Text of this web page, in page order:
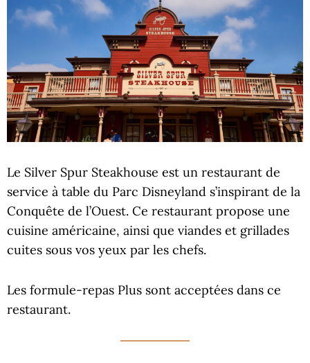
Le Silver Spur Steakhouse est un restaurant de
service à table du Parc Disneyland s’inspirant de la
Conquête de l’Ouest. Ce restaurant propose une
cuisine américaine, ainsi que viandes et grillades
cuites sous vos yeux par les chefs.
Les formule-repas Plus sont acceptées dans ce
restaurant.